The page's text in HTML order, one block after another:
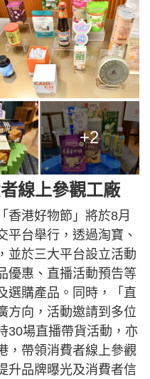
+2
線上參觀工廠
香港好物節」將於8月
平台舉行，透過淘寶、
並於三大平台設立活動
優惠、直播活動預告等
選購產品。同時，「直
方向，活動邀請到多位
30場直播帶貨活動，亦
，帶領消費者線上參觀
升品牌曝光及消費者信